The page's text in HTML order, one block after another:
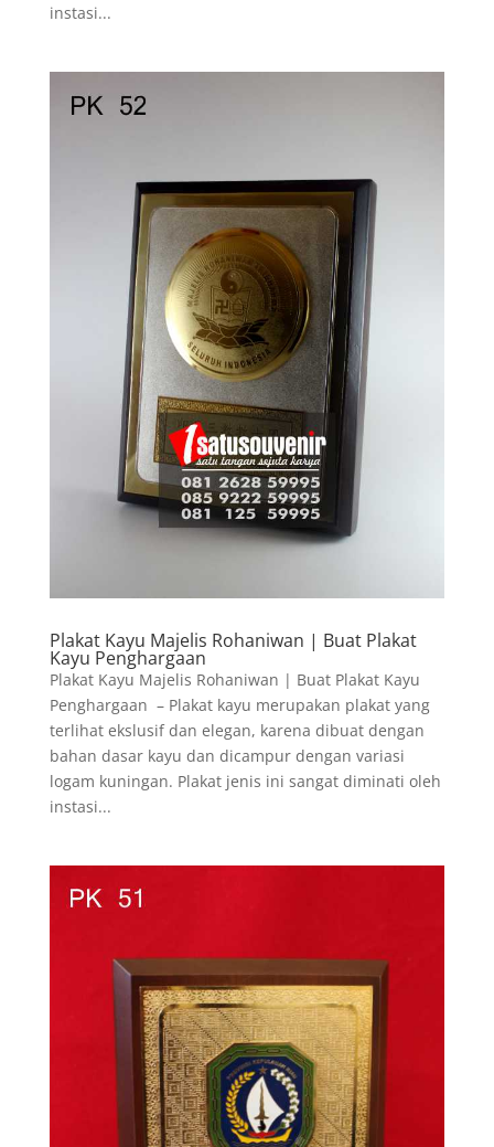
instasi...
Plakat Kayu Majelis Rohaniwan | Buat Plakat
Kayu Penghargaan
Plakat Kayu Majelis Rohaniwan | Buat Plakat Kayu
Penghargaan – Plakat kayu merupakan plakat yang
terlihat ekslusif dan elegan, karena dibuat dengan
bahan dasar kayu dan dicampur dengan variasi
logam kuningan. Plakat jenis ini sangat diminati oleh
instasi...